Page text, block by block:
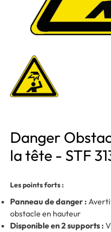
Danger
la tête - STF
Les points forts :
Panneau de danger :
obstacle en hauteur
Disponible en 2 supports :